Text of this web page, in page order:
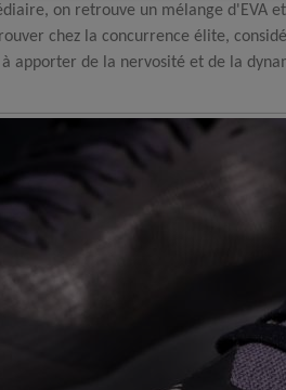
on retrouve un mélange d'EVA
chez la concurrence élite,
apporter de la nervosité et de la